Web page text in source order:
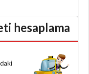
hesaplama